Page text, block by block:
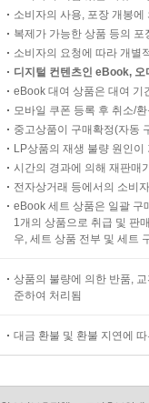
소비자의 사용, 포장 개봉
복제가 가능한 상품 등의
소비자의 요청에 따라 개별
디지털 컨텐츠인 eBook,
eBook 대여 상품은 대여 기
모바일 쿠폰 등록 후 취소/
중고상품이 구매확정(자동
LP상품의 재생 불량 원인
시간의 경과에 의해 재판매
전자상거래 등에서의 소비
eBook 세트 상품은 일괄 구
1개의 상품으로 취급 및 판
우, 세트 상품 전부 및 세트
상품의 불량에 의한 반품,
준하여 처리됨
대금 환불 및 환불 지연에